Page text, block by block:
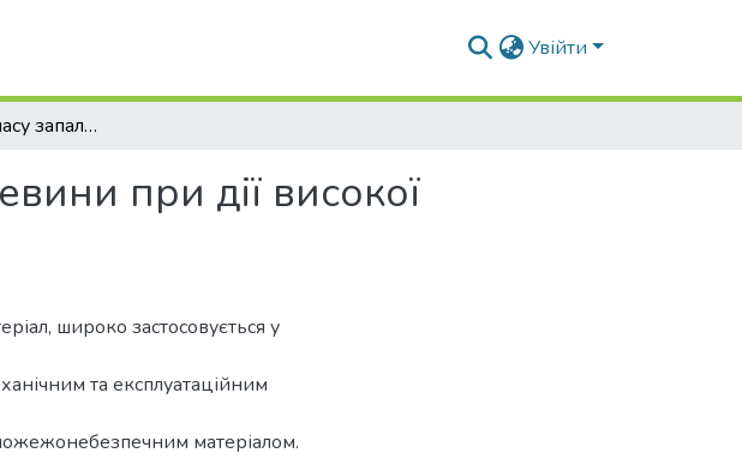
Увійти
Встановлення часу запалювання деревини при дії високої температури
при дії високої
широко застосовується у
та експлуатаційним
матеріалом.